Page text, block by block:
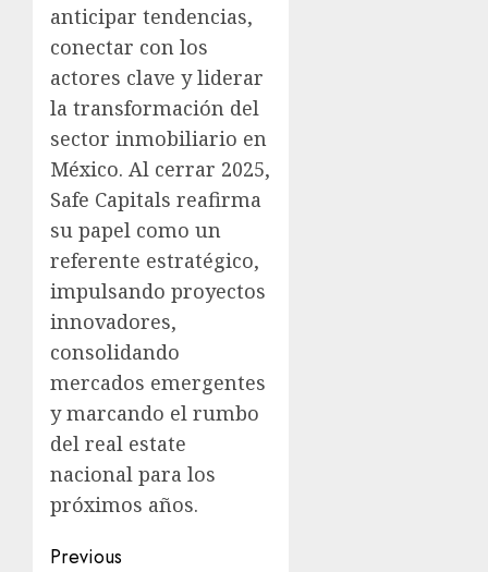
anticipar tendencias,
conectar con los
actores clave y liderar
la transformación del
sector inmobiliario en
México. Al cerrar 2025,
Safe Capitals reafirma
su papel como un
referente estratégico,
impulsando proyectos
innovadores,
consolidando
mercados emergentes
y marcando el rumbo
del real estate
nacional para los
próximos años.
Previous